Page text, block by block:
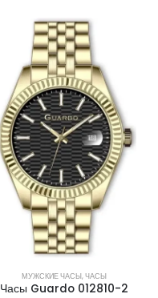
МУЖСКИЕ ЧАСЫ,ЧАСЫ
Часы Guardo 012810-2